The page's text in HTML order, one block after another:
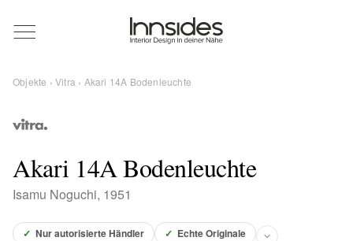
Magazin
Showrooms
Objekte ›Vitra › Akari 14A Bodenleuchte
Akari 14A Bodenleuchte
Isamu Noguchi, 1951
✓ Nur autorisierte Händler ✓ Echte Originale